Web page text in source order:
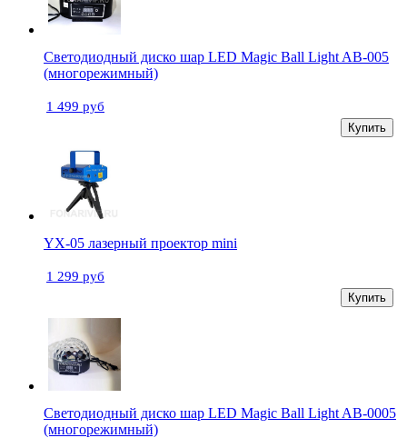
Светодиодный диско шар LED Magic Ball Light AB-005
(многорежимный)
1 499 руб
Купить
YX-05 лазерный проектор mini
1 299 руб
Купить
Светодиодный диско шар LED Magic Ball Light AB-0005
(многорежимный)